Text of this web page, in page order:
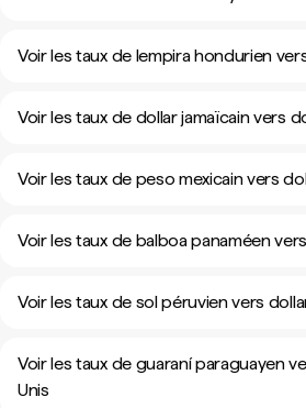
Voir les taux de lempira hondurien
Voir les taux de dollar jamaïcain vers
Voir les taux de peso mexicain vers
Voir les taux de balboa panaméen
Voir les taux de sol péruvien vers
Voir les taux de guaraní paraguayen
Unis